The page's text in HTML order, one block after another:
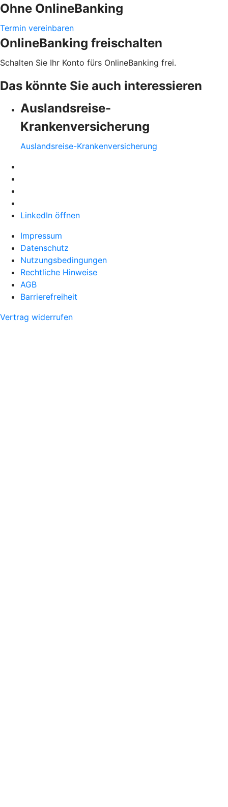
Ohne OnlineBanking
Termin vereinbaren
OnlineBanking freischalten
Schalten Sie Ihr Konto fürs OnlineBanking frei.
Das könnte Sie auch interessieren
Auslandsreise-
Krankenversicherung
Auslandsreise-Krankenversicherung
LinkedIn öffnen
Impressum
Datenschutz
Nutzungsbedingungen
Rechtliche Hinweise
AGB
Barrierefreiheit
Vertrag widerrufen